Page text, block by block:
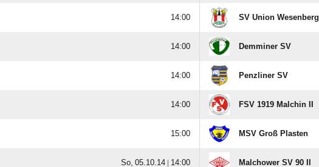
 SV Union Wesenberg
 Demminer SV
 Penzliner SV
 FSV 1919 Malchin II
 MSV Groß Plasten
  |  Malchower SV 90 II